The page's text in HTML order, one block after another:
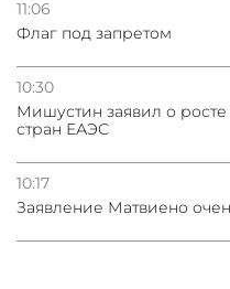
11:06
Флаг под запретом
10:30
Мишустин заявил о росте
стран ЕАЭС
10:17
Заявление Матвиено